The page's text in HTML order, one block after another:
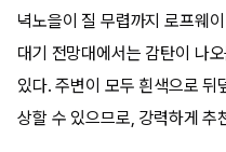
녁노을이 질 무렵까지 로프웨
대기 전망대에서는 감탄이 나
있다. 주변이 모두 흰색으로
상할 수 있으므로, 강력하게 추